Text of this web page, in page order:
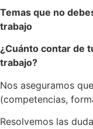
Temas que no
trabajo
¿Cuánto contar de
trabajo?
Nos aseguramos
(competencias,
Resolvemos las